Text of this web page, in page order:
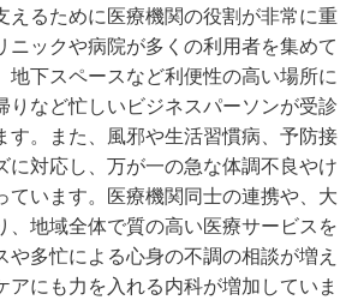
えるために医療機関の役割が非常に重
ックや病院が多くの利用者を集めて
下スペースなど利便性の高い場所に
など忙しいビジネスパーソンが受診
す。また、風邪や生活習慣病、予防接
対応し、万が一の急な体調不良やけ
います。医療機関同士の連携や、大
地域全体で質の高い医療サービスを
多忙による心身の不調の相談が増え
にも力を入れる内科が増加していま